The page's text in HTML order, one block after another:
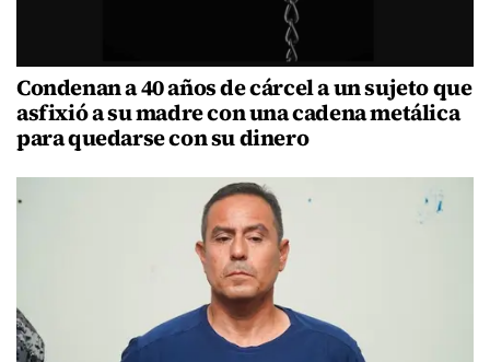
Condenan a 40 años de cárcel a un sujeto que
asfixió a su madre con una cadena metálica
para quedarse con su dinero